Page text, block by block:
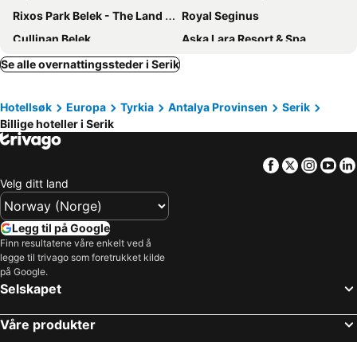
Rixos Park Belek - The Land Of Legends Access
Royal Seginus
Cullinan Belek
Aska Lara Resort & Spa
Palmora Lara Hotel
Innvista Hotels Belek
Adalya Elite Lara
Trendy Lara
Rixos Premium Belek - The Land of Legends Access
Sueno Hotels Deluxe Belek
Sensitive Premium Resort & Spa
Crystal World Of Colours
Sueno Hotels Golf Belek
Kaya Palazzo Golf Resort
Side Crown Serenity Ultra All Inclusive
Maxx Royal Belek Golf Resort
Green Max Hotel
Belenli Resort Hotel
Xanadu Resort Hotel
Se alle overnattingssteder i Serik
Hotellsøk Europa Tyrkia Antalya Provinsen
Serik
Billige hoteller i Serik
Facebook
Twitter
Velg ditt land
Legg til på Google
Finn resultatene våre enkelt ved å
legge til trivago som foretrukket kilde
på Google.
Selskapet
Våre produkter